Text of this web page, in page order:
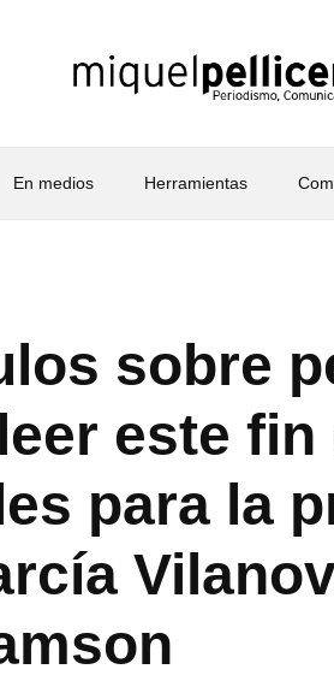
En medios Herramientas
sobre
este fin
para la